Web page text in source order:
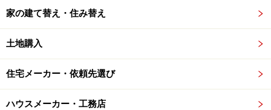
家の建て替え・住み替え
土地購入
住宅メーカー・依頼先選び
ハウスメーカー・工務店